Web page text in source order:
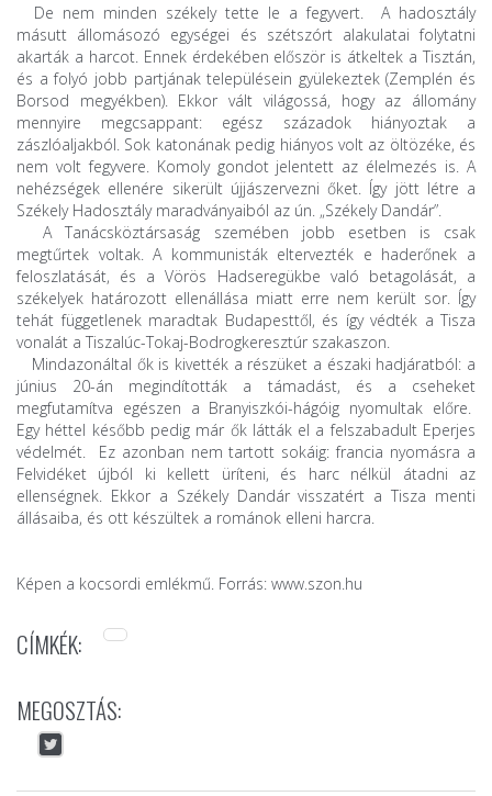
De nem minden székely tette le a fegyvert. A hadosztály
másutt állomásozó egységei és szétszórt alakulatai folytatni
akarták a harcot. Ennek érdekében először is átkeltek a Tisztán,
és a folyó jobb partjának településein gyülekeztek (Zemplén és
Borsod megyékben). Ekkor vált világossá, hogy az állomány
mennyire megcsappant: egész századok hiányoztak a
zászlóaljakból. Sok katonának pedig hiányos volt az öltözéke, és
nem volt fegyvere. Komoly gondot jelentett az élelmezés is. A
nehézségek ellenére sikerült újjászervezni őket. Így jött létre a
Székely Hadosztály maradványaiból az ún. „Székely Dandár”.
A Tanácsköztársaság szemében jobb esetben is csak
megtűrtek voltak. A kommunisták eltervezték e haderőnek a
feloszlatását, és a Vörös Hadseregükbe való betagolását, a
székelyek határozott ellenállása miatt erre nem került sor. Így
tehát függetlenek maradtak Budapesttől, és így védték a Tisza
vonalát a Tiszalúc-Tokaj-Bodrogkeresztúr szakaszon.
Mindazonáltal ők is kivették a részüket a északi hadjáratból: a
június 20-án megindították a támadást, és a cseheket
megfutamítva egészen a Branyiszkói-hágóig nyomultak előre.
Egy héttel később pedig már ők látták el a felszabadult Eperjes
védelmét. Ez azonban nem tartott sokáig: francia nyomásra a
Felvidéket újból ki kellett üríteni, és harc nélkül átadni az
ellenségnek. Ekkor a Székely Dandár visszatért a Tisza menti
állásaiba, és ott készültek a románok elleni harcra.
Képen a kocsordi emlékmű. Forrás: www.szon.hu
CÍMKÉK:
MEGOSZTÁS: